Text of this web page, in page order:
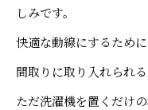
しみです。
快適な動線にするため
間取りに取り入れられる
ただ洗濯機を置くだけ